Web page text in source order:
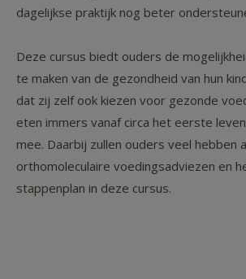
dagelijkse praktijk nog beter
Deze cursus biedt ouders de
te maken van de gezondheid van hun
dat zij zelf ook kiezen voor gezonde
eten immers vanaf circa het eerste
mee. Daarbij zullen ouders veel hebben
orthomoleculaire voedingsadviezen en
stappenplan in deze cursus.